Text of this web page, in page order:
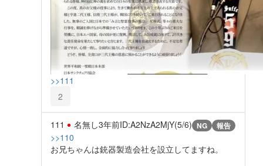
>>111
2
111 名無し3年前ID:A2NzA2MjY(5/6) NG 報告
>>110
お兄ちゃんは銃器製造会社を設立してますね。